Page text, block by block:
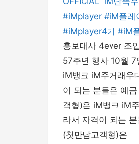
#iMplayer #iM플레
#iMplayer4기 #iM
홍보대사 4ever 조
57주년 행사 10월
iM뱅크 iM주거래우
이 되는 분들은 예
객형)은 iM뱅크 iM
라서 자격이 되는
(첫만남고객형)은